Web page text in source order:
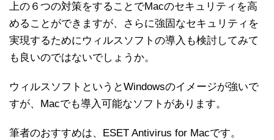
上の６つの対策をすることでMacのセキュリティを高
めることができますが、さらに強固なセキュリティを
実現するためにウィルスソフトの導入も検討してみて
も良いのではないでしょうか。
ウィルスソフトというとWindowsのイメージが強いで
すが、Macでも導入可能なソフトがあります。
筆者のおすすめは、ESET Antivirus for Macです。